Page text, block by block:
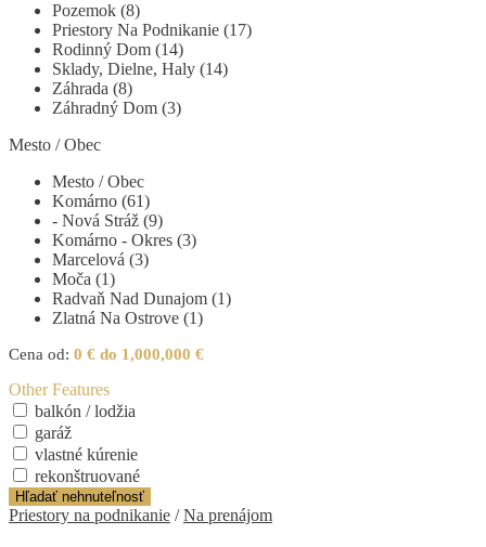
Pozemok (8)
Priestory Na Podnikanie (17)
Rodinný Dom (14)
Sklady, Dielne, Haly (14)
Záhrada (8)
Záhradný Dom (3)
Mesto / Obec
Mesto / Obec
Komárno (61)
- Nová Stráž (9)
Komárno - Okres (3)
Marcelová (3)
Moča (1)
Radvaň Nad Dunajom (1)
Zlatná Na Ostrove (1)
Cena od: 0 € do 1,000,000 €
Other Features
balkón / lodžia
garáž
vlastné kúrenie
rekonštruované
Hľadať nehnuteľnosť
Priestory na podnikanie /Na prenájom